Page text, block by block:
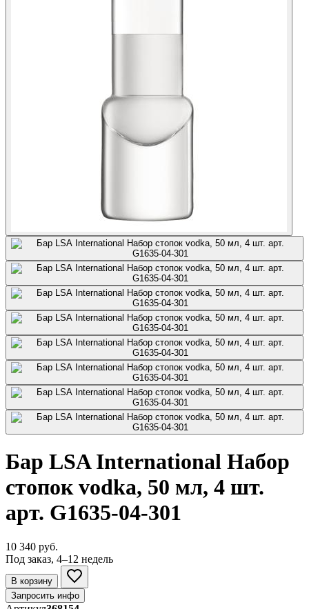
Бар LSA International Набор
стопок vodka, 50 мл, 4 шт.
арт. G1635-04-301
10 340 руб.
Под заказ, 4–12 недель
В корзину
Запросить инфо